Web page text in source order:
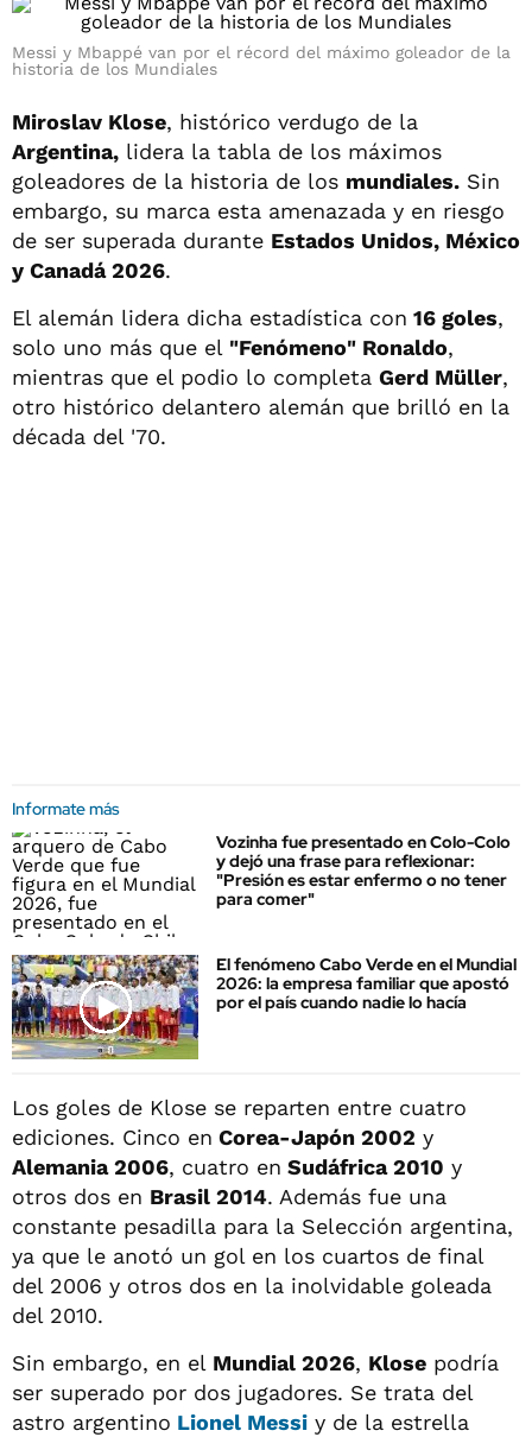
Messi y Mbappé van por el récord del máximo goleador de la
historia de los Mundiales
Miroslav Klose, histórico verdugo de la
Argentina, lidera la tabla de los máximos
goleadores de la historia de los mundiales. Sin
embargo, su marca esta amenazada y en riesgo
de ser superada durante Estados Unidos, México
y Canadá 2026.
El alemán lidera dicha estadística con 16 goles,
solo uno más que el "Fenómeno" Ronaldo,
mientras que el podio lo completa Gerd Müller,
otro histórico delantero alemán que brilló en la
década del '70.
Informate más
Vozinha fue presentado en Colo-Colo
y dejó una frase para reflexionar:
"Presión es estar enfermo o no tener
para comer"
El fenómeno Cabo Verde en el Mundial
2026: la empresa familiar que apostó
por el país cuando nadie lo hacía
Los goles de Klose se reparten entre cuatro
ediciones. Cinco en Corea-Japón 2002 y
Alemania 2006, cuatro en Sudáfrica 2010 y
otros dos en Brasil 2014. Además fue una
constante pesadilla para la Selección argentina,
ya que le anotó un gol en los cuartos de final
del 2006 y otros dos en la inolvidable goleada
del 2010.
Sin embargo, en el Mundial 2026, Klose podría
ser superado por dos jugadores. Se trata del
astro argentino Lionel Messi y de la estrella